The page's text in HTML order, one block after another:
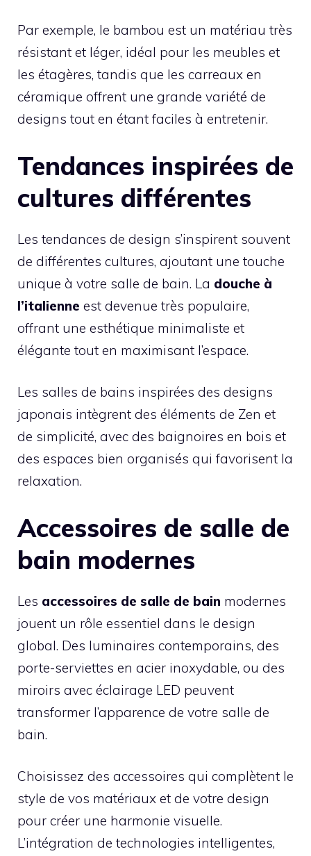
Par exemple, le bambou est un matériau très
résistant et léger, idéal pour les meubles et
les étagères, tandis que les carreaux en
céramique offrent une grande variété de
designs tout en étant faciles à entretenir.
Tendances inspirées de
cultures différentes
Les tendances de design s’inspirent souvent
de différentes cultures, ajoutant une touche
unique à votre salle de bain. La douche à
l’italienne est devenue très populaire,
offrant une esthétique minimaliste et
élégante tout en maximisant l’espace.
Les salles de bains inspirées des designs
japonais intègrent des éléments de Zen et
de simplicité, avec des baignoires en bois et
des espaces bien organisés qui favorisent la
relaxation.
Accessoires de salle de
bain modernes
Les accessoires de salle de bain modernes
jouent un rôle essentiel dans le design
global. Des luminaires contemporains, des
porte-serviettes en acier inoxydable, ou des
miroirs avec éclairage LED peuvent
transformer l’apparence de votre salle de
bain.
Choisissez des accessoires qui complètent le
style de vos matériaux et de votre design
pour créer une harmonie visuelle.
L’intégration de technologies intelligentes,